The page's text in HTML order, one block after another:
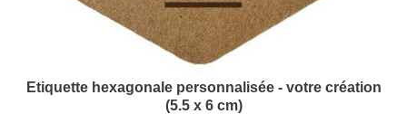
Etiquette hexagonale personnalisée - votre création
(5.5 x 6 cm)